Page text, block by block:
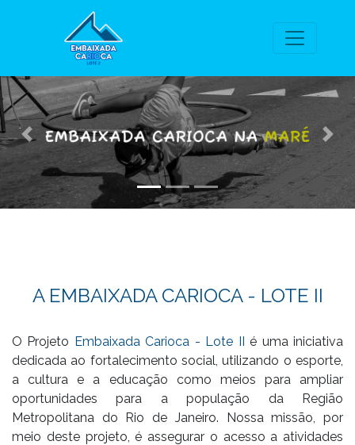
Previous
A EMBAIXADA CARIOCA - LOTE II
O Projeto Embaixada Carioca - Lote II é uma iniciativa
dedicada ao fortalecimento social, utilizando o esporte,
a cultura e a educação como meios para ampliar
oportunidades para a população da Região
Metropolitana do Rio de Janeiro. Nossa missão, por
meio deste projeto, é assegurar o acesso a atividades